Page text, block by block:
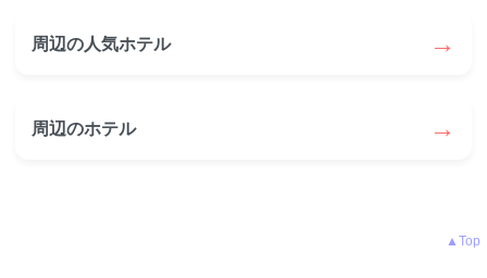
周辺の人気ホテル →
周辺のホテル →
▲Top